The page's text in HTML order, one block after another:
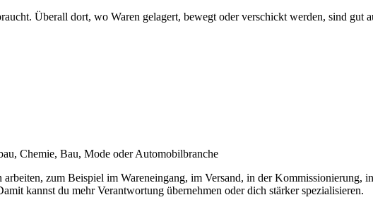
Überall dort, wo Waren gelagert, bewegt oder verschickt werden, sind gut
Chemie, Bau, Mode oder Automobilbranche
zum Beispiel im Wareneingang, im Versand, in der Kommissionierung,
kannst du mehr Verantwortung übernehmen oder dich stärker spezialisieren.